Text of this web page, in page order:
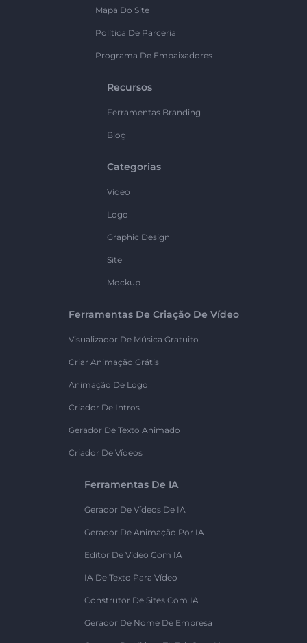
Mapa Do Site
Política De Parceria
Programa De Embaixadores
Recursos
Ferramentas Branding
Blog
Categorias
Vídeo
Logo
Graphic Design
Site
Mockup
Ferramentas De Criação De Vídeo
Visualizador De Música Gratuito
Criar Animação Grátis
Animação De Logo
Criador De Intros
Gerador De Texto Animado
Criador De Vídeos
Ferramentas De IA
Gerador De Vídeos De IA
Gerador De Animação Por IA
Editor De Vídeo Com IA
IA De Texto Para Vídeo
Construtor De Sites Com IA
Gerador De Nome De Empresa